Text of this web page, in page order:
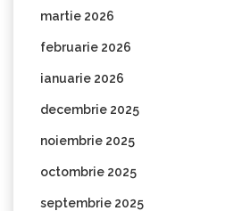
martie 2026
februarie 2026
ianuarie 2026
decembrie 2025
noiembrie 2025
octombrie 2025
septembrie 2025